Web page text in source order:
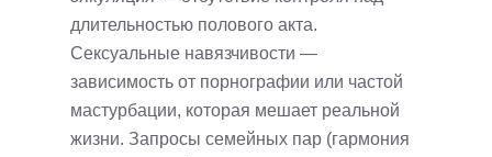
длительностью полового акта.
Сексуальные навязчивости —
зависимость от порнографии или частой
мастурбации, которая мешает реальной
жизни. Запросы семейных пар (гармония